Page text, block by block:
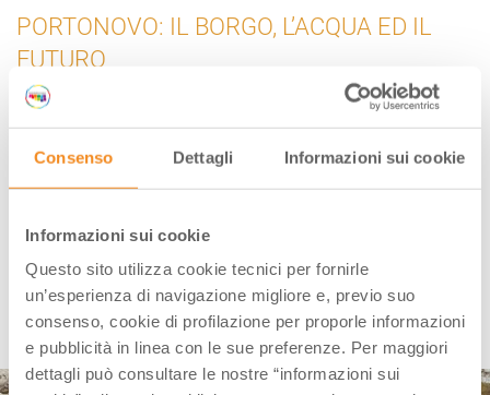
Consenso Dettagli Informazioni sui cookie
Informazioni sui cookie
Questo sito utilizza cookie tecnici per fornirle
un’esperienza di navigazione migliore e, previo suo
consenso, cookie di profilazione per proporle informazioni
e pubblicità in linea con le sue preferenze. Per maggiori
dettagli può consultare le nostre “informazioni sui
PORTONOVO: IL BORGO, L’ACQUA ED IL
FUTURO
Dove
: Via Portonovo 3956 – Medicina (BO)
Link:Portonovo
VILLA “LA QUIETE” DI MEZZANA
Link:Villa “la Quiete” di Mezzana
FERRARA E PROVINCIA